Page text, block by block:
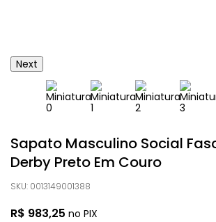
Next
Sapato Masculino Social
Derby Preto Em Couro
SKU: 0013149001388
R$ 983,25 no PIX